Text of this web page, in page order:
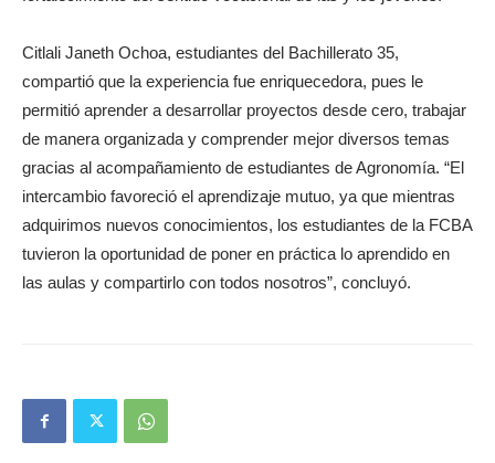
Citlali Janeth Ochoa, estudiantes del Bachillerato 35,
compartió que la experiencia fue enriquecedora, pues le
permitió aprender a desarrollar proyectos desde cero, trabajar
de manera organizada y comprender mejor diversos temas
gracias al acompañamiento de estudiantes de Agronomía. “El
intercambio favoreció el aprendizaje mutuo, ya que mientras
adquirimos nuevos conocimientos, los estudiantes de la FCBA
tuvieron la oportunidad de poner en práctica lo aprendido en
las aulas y compartirlo con todos nosotros”, concluyó.